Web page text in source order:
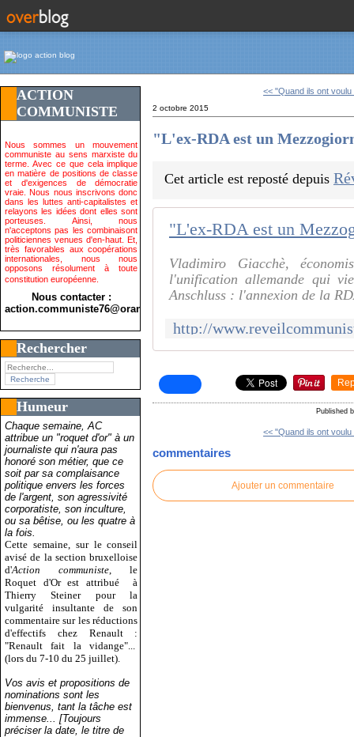
ACTION
COMMUNISTE
Nous sommes un mouvement
communiste au sens marxiste du
terme. Avec ce que cela implique
en matière de positions de classe
et d'exigences de démocratie
vraie. Nous nous inscrivons donc
dans les luttes anti-capitalistes et
relayons les idées dont elles sont
porteuses. Ainsi, nous
n'acceptons pas les combinaisont
politiciennes venues d'en-haut. Et,
très favorables aux coopérations
internationales, nous nous
opposons résolument à toute
constitution européenne.
Nous contacter :
action.communiste76@orange.fr>
Rechercher
Humeur
Chaque semaine, AC
attribue un "roquet d'or" à un
journaliste qui n'aura pas
honoré son métier, que ce
soit par sa complaisance
politique envers les forces
de l'argent, son agressivité
corporatiste, son inculture,
ou sa bêtise, ou les quatre à
la fois.
Cette semaine, sur le conseil
avisé de la section bruxelloise
d'Action communiste , le
Roquet d'Or est attribué
à
Thierry Steiner pour la
vulgarité insultante de son
commentaire sur les réductions
d'effectifs chez Renault :
"Renault fait la vidange"...
(lors du 7-10 du 25 juillet).
Vos avis et propositions de
nominations sont les
bienvenus, tant la tâche est
immense... [Toujours
préciser la date, le titre de
<< "Quand ils ont voulu
2 octobre 2015
"L'ex-RDA est un
Cet article est reposté depuis
"L'ex-RDA est un
Vladimiro Giacchè,
l'unification allemande qui
Anschluss : l'annexion de la
Published
<< "Quand ils ont voulu
commentaires
Ajouter un commentaire